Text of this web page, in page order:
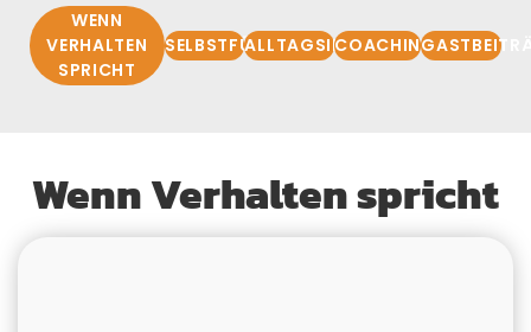
WENN
VERHALTEN
SPRICHT
SELBSTFÜHRUNGALLTAGSIMPULSECOACHINGBASIS
Wenn Verhalten spricht